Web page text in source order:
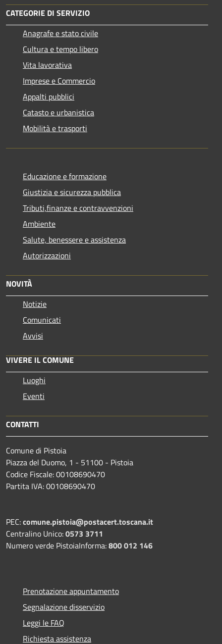
CATEGORIE DI SERVIZIO
Anagrafe e stato civile
Cultura e tempo libero
Vita lavorativa
Imprese e Commercio
Appalti pubblici
Catasto e urbanistica
Mobilità e trasporti
Educazione e formazione
Giustizia e sicurezza pubblica
Tributi,finanze e contravvenzioni
Ambiente
Salute, benessere e assistenza
Autorizzazioni
NOVITÀ
Notizie
Comunicati
Avvisi
VIVERE IL COMUNE
Luoghi
Eventi
CONTATTI
Comune di Pistoia
Piazza del Duomo, 1 - 51100 - Pistoia
Codice Fiscale: 00108690470
Partita IVA: 00108690470
PEC:comune.pistoia@postacert.toscana.it
Centralino Unico:0573 3711
Numero verde PistoiaInforma:800 012 146
Prenotazione appuntamento
Segnalazione disservizio
Leggi le FAQ
Richiesta assistenza